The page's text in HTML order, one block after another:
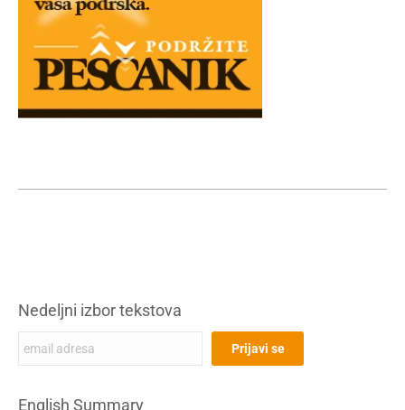
Nedeljni izbor tekstova
English Summary